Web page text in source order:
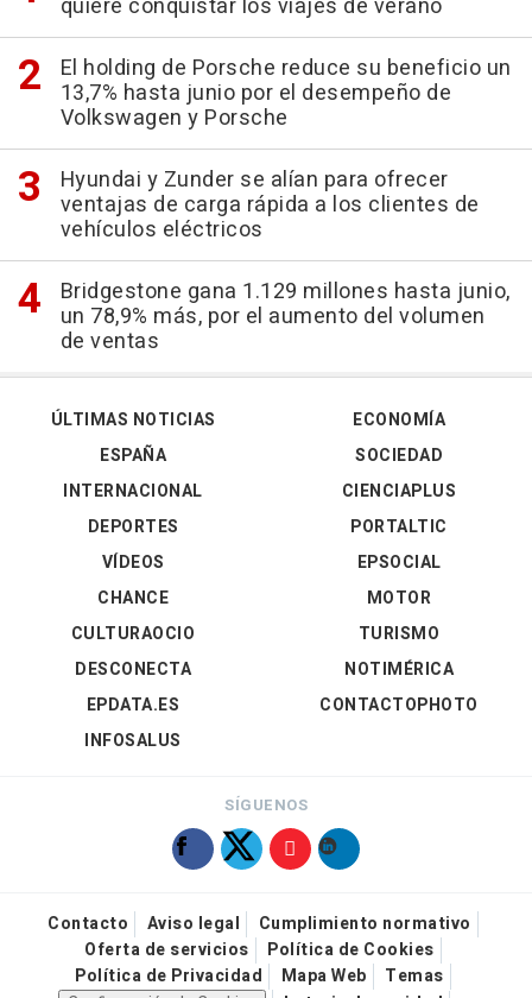
quiere conquistar los viajes de verano
El holding de Porsche reduce su beneficio un
13,7% hasta junio por el desempeño de
Volkswagen y Porsche
Hyundai y Zunder se alían para ofrecer
ventajas de carga rápida a los clientes de
vehículos eléctricos
Bridgestone gana 1.129 millones hasta junio,
un 78,9% más, por el aumento del volumen
de ventas
ÚLTIMAS NOTICIAS
ESPAÑA
INTERNACIONAL
DEPORTES
VÍDEOS
ECONOMÍA
SOCIEDAD
CIENCIAPLUS
PORTALTIC
EPSOCIAL
CHANCE
CULTURAOCIO
DESCONECTA
EPDATA.ES
INFOSALUS
MOTOR
TURISMO
NOTIMÉRICA
CONTACTOPHOTO
SÍGUENOS
Contacto Aviso legal
Cumplimiento normativo
Oferta de servicios
Política de Cookies
Política de Privacidad
Mapa Web
Temas